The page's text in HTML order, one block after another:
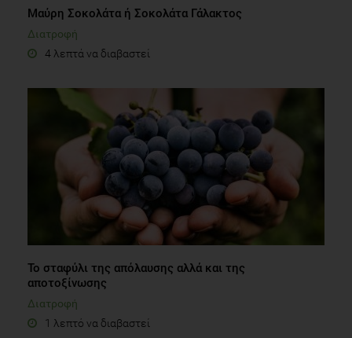
Μαύρη Σοκολάτα ή Σοκολάτα Γάλακτος
Διατροφή
4 λεπτά να διαβαστεί
Το σταφύλι της απόλαυσης αλλά και της
αποτοξίνωσης
Διατροφή
1 λεπτό να διαβαστεί